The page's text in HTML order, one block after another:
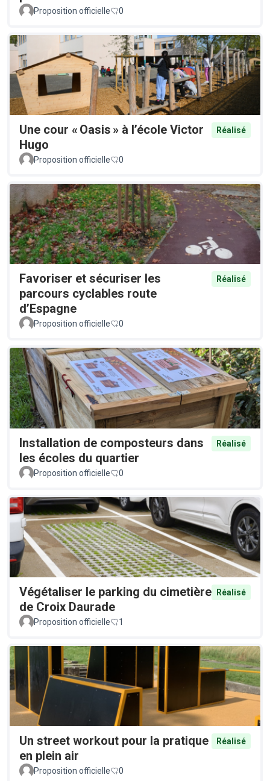
Proposition officielle 0
Une cour « Oasis » à l’école Victor
Hugo
Réalisé
Proposition officielle 0
Favoriser et sécuriser les
parcours cyclables route
d’Espagne
Réalisé
Proposition officielle 0
Installation de composteurs dans
les écoles du quartier
Réalisé
Proposition officielle 0
Végétaliser le parking du cimetière
de Croix Daurade
Réalisé
Proposition officielle 1
Un street workout pour la pratique
en plein air
Réalisé
Proposition officielle 0